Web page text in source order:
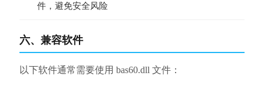
件，避免安全风险
六、兼容软件
以下软件通常需要使用 bas60.dll 文件：